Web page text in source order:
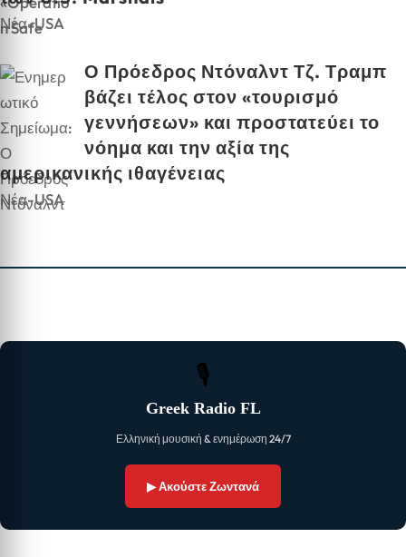
Νέα-USA
Ο Πρόεδρος Ντόναλντ Τζ. Τραμπ
βάζει τέλος στον «τουρισμό
γεννήσεων» και προστατεύει το
νόημα και την αξία της
αμερικανικής ιθαγένειας
Νέα-USA
🎙
Greek Radio FL
Ελληνική μουσική & ενημέρωση 24/7
▶ Ακούστε Ζωντανά